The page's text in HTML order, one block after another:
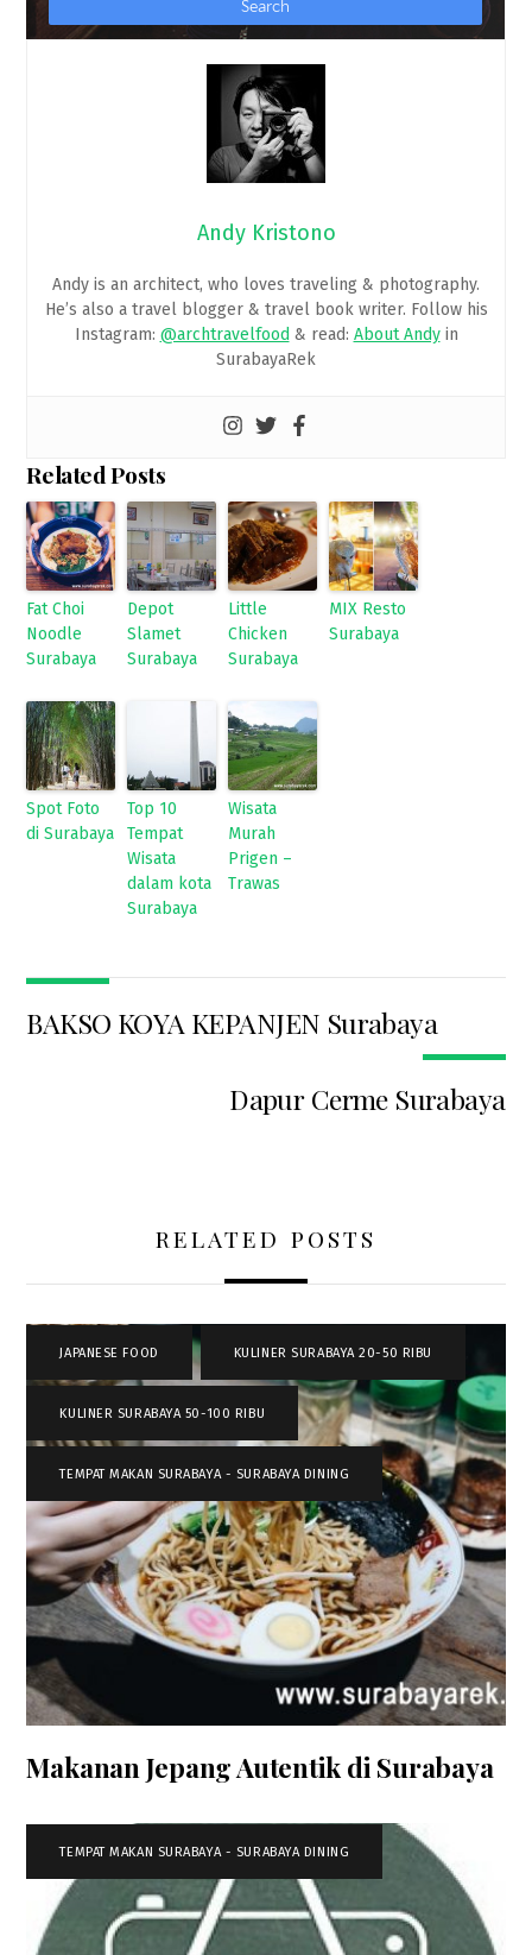
Andy Kristono
Andy is an architect, who loves traveling & photography.
He’s also a travel blogger & travel book writer. Follow his
Instagram: @archtravelfood & read: About Andyin
SurabayaRek
Related Posts
Fat Choi
Noodle
Surabaya
Depot
Slamet
Surabaya
Little
Chicken
Surabaya
MIX Resto
Surabaya
Spot Foto
di Surabaya
Top 10
Tempat
Wisata
dalam kota
Surabaya
Wisata
Murah
Prigen –
Trawas
BAKSO KOYA KEPANJEN Surabaya
Dapur Cerme Surabaya
RELATED POSTS
JAPANESE FOOD , KULINER SURABAYA 20-50 RIBU
KULINER SURABAYA 50-100 RIBU ,
TEMPAT MAKAN SURABAYA - SURABAYA DINING
Makanan Jepang Autentik di Surabaya
TEMPAT MAKAN SURABAYA - SURABAYA DINING